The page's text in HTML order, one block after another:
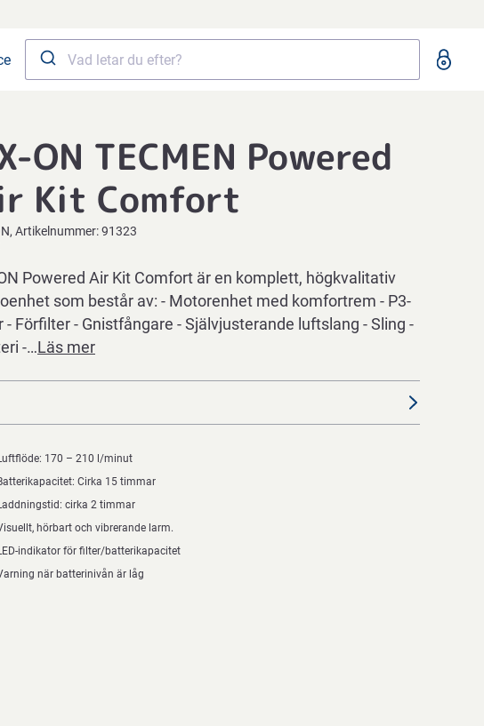
ON TECMEN Powered
Kit Comfort
Artikelnummer:91323
Powered Air Kit Comfort är en komplett, högkvalitativ
som består av: - Motorenhet med komfortrem - P3-
- Förfilter - Gnistfångare - Självjusterande luftslang - Sling -
-…Läs mer
170 – 210 l/minut
Cirka 15 timmar
cirka 2 timmar
hörbart och vibrerande larm.
indikator för filter/batterikapacitet
när batterinivån är låg